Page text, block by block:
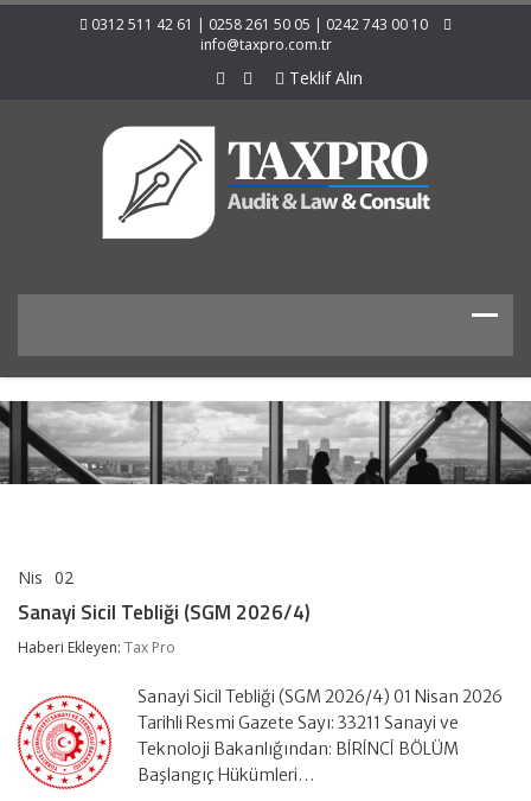
0312 511 42 61 | 0258 261 50 05 | 0242 743 00 10
info@taxpro.com.tr
Teklif Alın
Nis 02
Tebliği
(SGM
2026/4)
Sanayi Sicil Tebliği (SGM 2026/4)
Haberi Ekleyen: Tax Pro
Sanayi Sicil Tebliği (SGM 2026/4) 01 Nisan 2026
Tarihli Resmi Gazete Sayı: 33211 Sanayi ve
Teknoloji Bakanlığından: BİRİNCİ BÖLÜM
Başlangıç Hükümleri…